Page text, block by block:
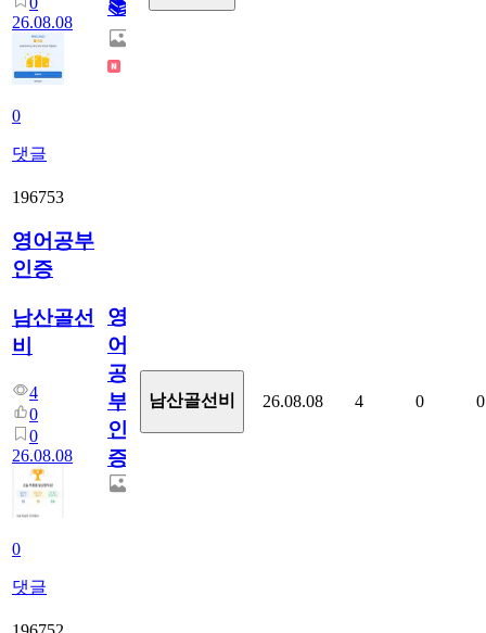
26.08.08
0
댓글
📚
196753
영어공부
인증
남산골선
비
4
0
0
26.08.08
0
댓글
영
어
공
부
인
증
남산골선비 26.08.08 4 0 0